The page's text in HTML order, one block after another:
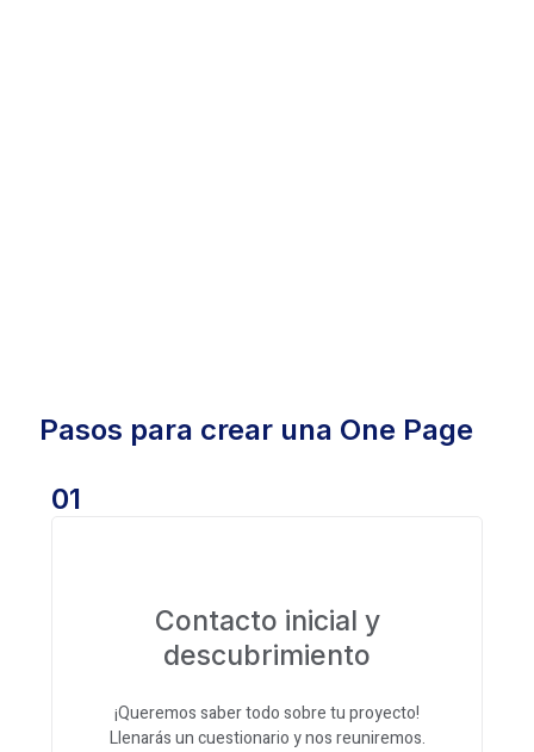
Pasos para crear una One Page
01
Contacto inicial y
descubrimiento
¡Queremos saber todo sobre tu proyecto!
Llenarás un cuestionario y nos reuniremos.